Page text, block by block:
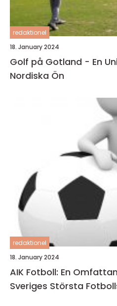
redaktionel
18. January 2024
Golf på Gotland - En
Nordiska Ön
redaktionel
18. January 2024
AIK Fotboll: En
Sveriges Största